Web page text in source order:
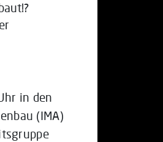
in den
(IMA)